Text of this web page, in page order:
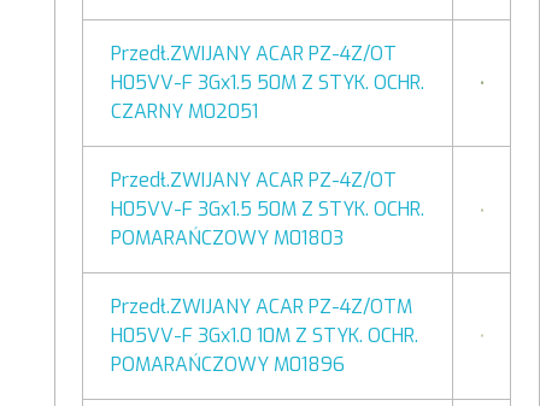
Przedł.ZWIJANY ACAR PZ-4Z/OT
H05VV-F 3Gx1.5 50M Z STYK. OCHR.
CZARNY M02051
Przedł.ZWIJANY ACAR PZ-4Z/OT
H05VV-F 3Gx1.5 50M Z STYK. OCHR.
POMARAŃCZOWY M01803
Przedł.ZWIJANY ACAR PZ-4Z/OTM
H05VV-F 3Gx1.0 10M Z STYK. OCHR.
POMARAŃCZOWY M01896